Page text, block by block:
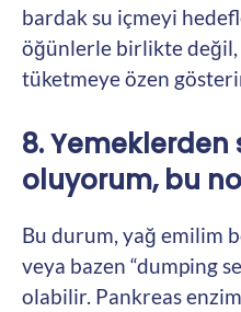
bardak su içmeyi
öğünlerle birlikte değil,
tüketmeye özen
8. Yemeklerden
oluyorum, bu
Bu durum, yağ emilim
veya bazen “dumping
olabilir. Pankreas